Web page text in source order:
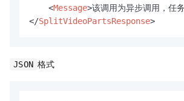
<Message>该调用为异步调用，任
</SplitVideoPartsResponse>
JSON 格式